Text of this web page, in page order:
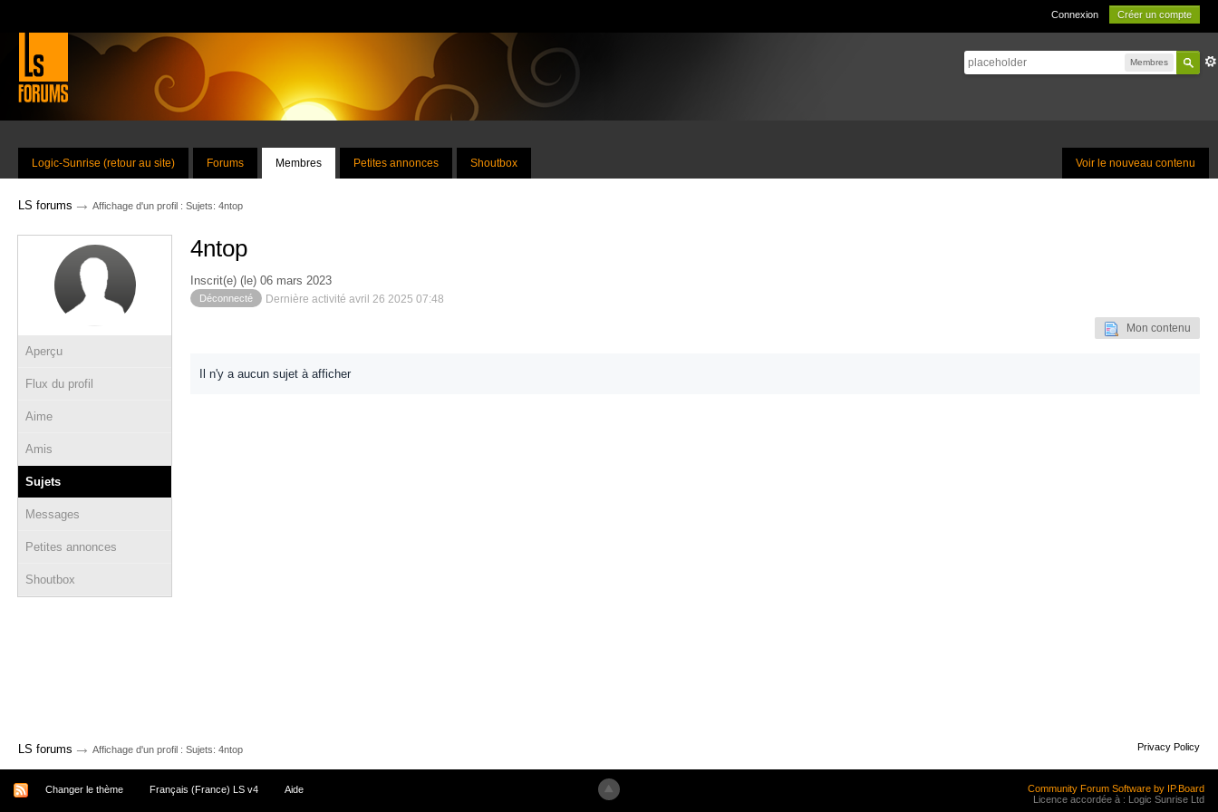
Connexion Créer un compte
Membres
Voir le nouveau contenu
Logic-Sunrise (retour au site) Forums Membres Petites annonces Shoutbox
LS forums → Affichage d'un profil : Sujets: 4ntop
Aperçu
Flux du profil
Aime
Amis
Sujets
Messages
Petites annonces
Shoutbox
4ntop
Inscrit(e) (le) 06 mars 2023
Déconnecté Dernière activité avril 26 2025 07:48
Mon contenu
Il n'y a aucun sujet à afficher
LS forums → Affichage d'un profil : Sujets: 4ntop Privacy Policy
Changer le thème Français (France) LS v4 Aide
Community Forum Software by IP.Board
Licence accordée à : Logic Sunrise Ltd